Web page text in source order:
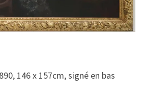
146 x 157cm, signé en bas